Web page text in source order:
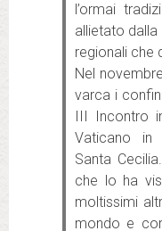
l’ormai
allietato
regionali che
Nel
varca i
III Incontro
Vaticano
Santa
che lo ha
moltissimi
mondo e